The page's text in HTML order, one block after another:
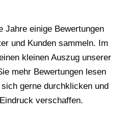
Jahre einige Bewertungen
und Kunden sammeln. Im
kleinen Auszug unserer
mehr Bewertungen lesen
gerne durchklicken und
verschaffen.